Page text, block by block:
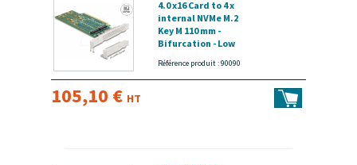
4.0 x16 Card to 4 x
internal NVMe M.2
Key M 110 mm -
Bifurcation - Low
Factor - disponible
15 jours
Référence produit : 90090
105,10 € HT